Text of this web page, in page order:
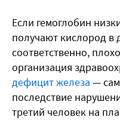
Если гемоглобин
получают кислород в
соответственно,
организация
дефицит железа —
последствие
третий человек на